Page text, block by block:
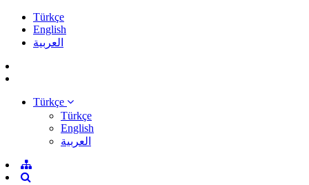
Türkçe
English
العربية
Türkçe
Türkçe
English
العربية